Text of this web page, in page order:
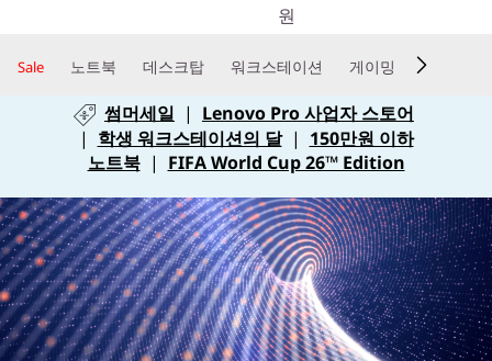
건
원
Sale 노트북 데스크탑 워크스테이션 게이밍
썸머세일 | Lenovo Pro 사업자 스토어
| 학생 워크스테이션의 달| 150만원 이하
노트북| FIFA World Cup 26™ Edition